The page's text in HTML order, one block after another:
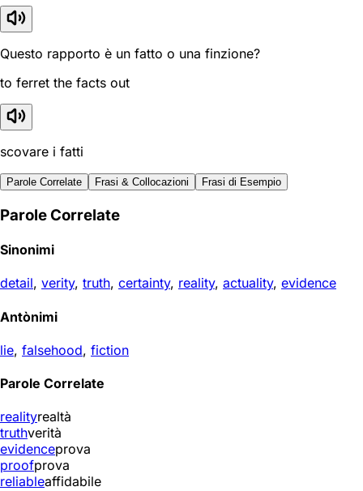
Questo rapporto è un fatto o una finzione?
to ferret the facts out
scovare i fatti
Parole Correlate Frasi & Collocazioni Frasi di Esempio
Parole Correlate
Sinonimi
detail, verity, truth, certainty, reality, actuality, evidence
Antònimi
lie, falsehood, fiction
Parole Correlate
realityrealtà
truthverità
evidenceprova
proofprova
reliableaffidabile